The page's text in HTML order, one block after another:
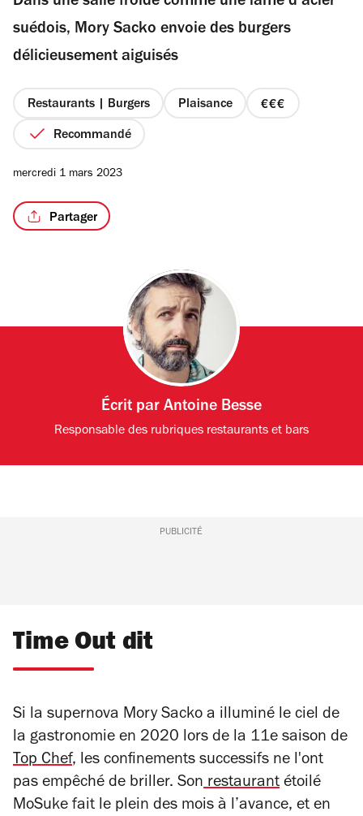
étoiles
suédois, Mory Sacko envoie des burgers
délicieusement aiguisés
Restaurants | Burgers Plaisance
prix
Recommandé
mercredi 1 mars 2023
Partager
Écrit par Antoine Besse
Responsable des rubriques restaurants et bars
PUBLICITÉ
Time Out dit
Si la supernova Mory Sacko a illuminé le ciel de
la gastronomie en 2020 lors de la 11e saison de
Top Chef, les confinements successifs ne l'ont
pas empêché de briller. Son restaurant étoilé
MoSuke fait le plein des mois à l’avance, et en